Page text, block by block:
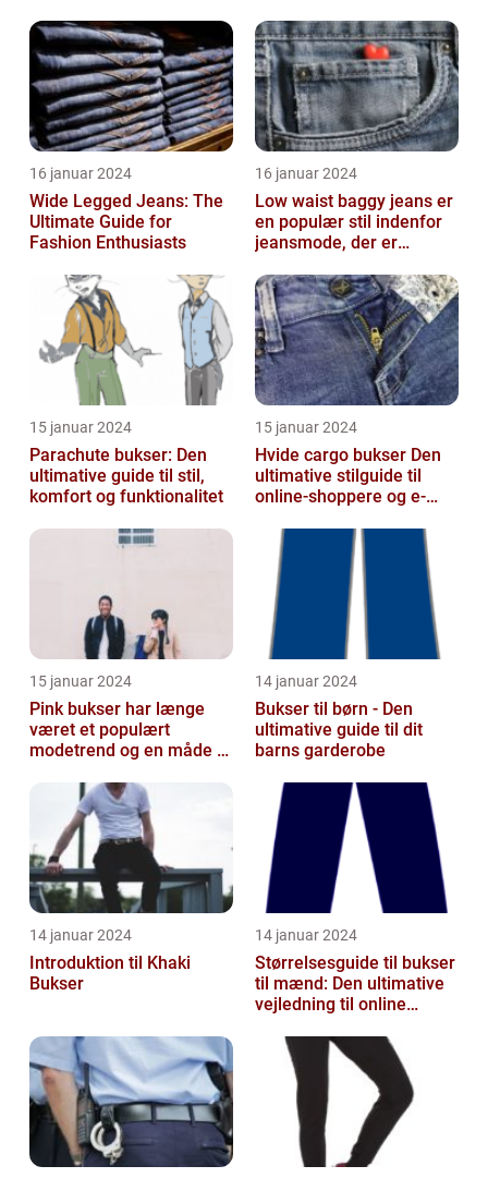
r...
16 januar 2024
Wide Legged Jeans: The
Ultimate Guide for
Fashion Enthusiasts
16 januar 2024
Low waist baggy jeans er
en populær stil indenfor
jeansmode, der er
talje og ...
15 januar 2024
Parachute bukser: Den
ultimative guide til stil,
komfort og funktionalitet
15 januar 2024
Hvide cargo bukser Den
ultimative stilguide til
online-shoppere og e-
15 januar 2024
Pink bukser har længe
været et populært
modetrend og en måde at
personlighed til en...
14 januar 2024
Bukser til børn - Den
ultimative guide til dit
barns garderobe
14 januar 2024
Introduktion til Khaki
Bukser
14 januar 2024
Størrelsesguide til bukser
til mænd: Den ultimative
vejledning til online